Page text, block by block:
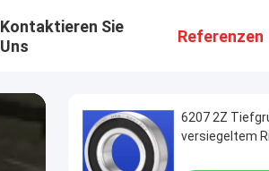
Kontaktieren Sie
Uns
Referenzen
6207 2Z
versiegeltem